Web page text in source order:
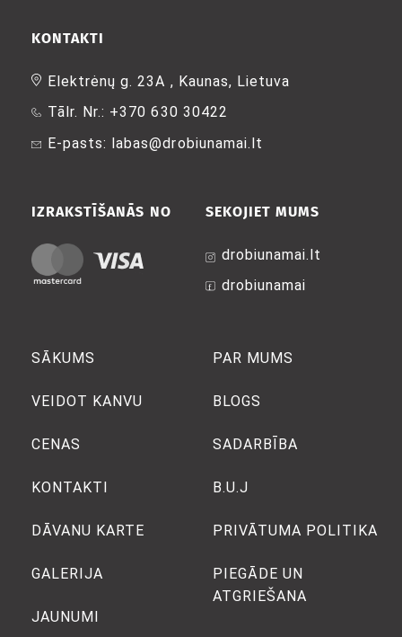
SĀKUMS
VEIDOT KANVU
CENAS
KONTAKTI
DĀVANU KARTE
GALERIJA
JAUNUMI
PAR MUMS
BLOGS
SADARBĪBA
B.U.J
PRIVĀTUMA POLITIKA
PIEGĀDE UN
ATGRIEŠANA
SEKOJIET MUMS
drobiunamai.lt
drobiunamai
IZRAKSTĪŠANĀS NO
KONTAKTI
Elektrėnų g. 23A , Kaunas, Lietuva
Tālr. Nr.: +370 630 30422
E-pasts: labas@drobiunamai.lt